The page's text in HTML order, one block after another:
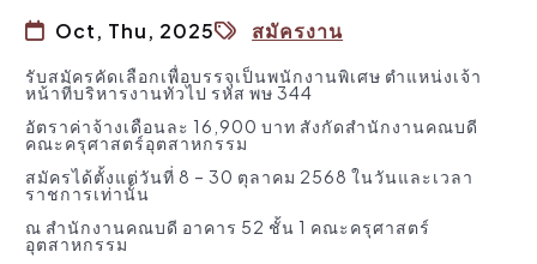
Oct, Thu, 2025 สมัครงาน
รับสมัครคัดเลือกเพื่อบรรจุเป็นพนักงานพิเศษ ตำแหน่งเจ้า
หน้าที่บริหารงานทั่วไป รหัส พษ 344
อัตราค่าจ้างเดือนละ 16,900 บาท สังกัดสำนักงานคณบดี
คณะครุศาสตร์อุตสาหกรรม
สมัครได้ตั้งแต่วันที่ 8 – 30 ตุลาคม 2568 ในวันและเวลา
ราชการเท่านั้น
ณ สำนักงานคณบดี อาคาร 52 ชั้น 1 คณะครุศาสตร์
อุตสาหกรรม